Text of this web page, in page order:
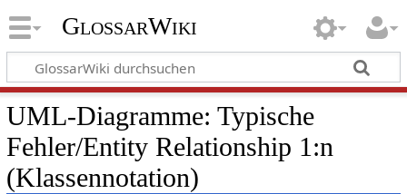
GlossarWiki
UML-Diagramme: Typische
Fehler/Entity Relationship 1:n
(Klassennotation)